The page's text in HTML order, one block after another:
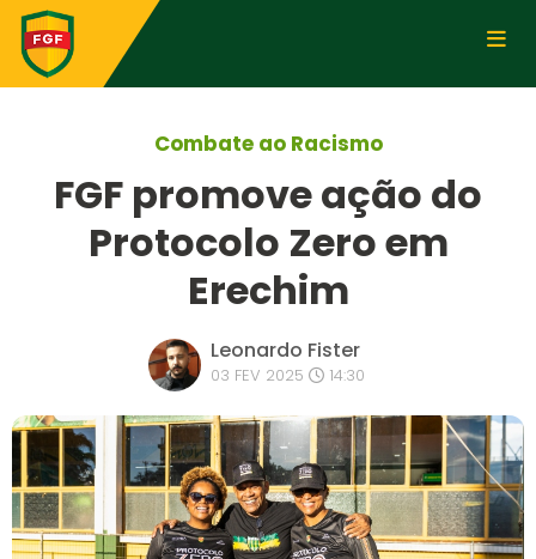
Combate ao Racismo
FGF promove ação do
Protocolo Zero em
Erechim
Leonardo Fister
03 FEV 2025 14:30